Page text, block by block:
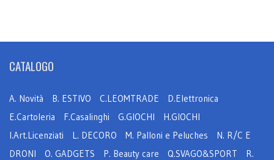
CATALOGO
A. Novità B. ESTIVO C.LEOMTRADE
D.Elettronica
E.Cartoleria
F.Casalinghi G.GIOCHI
H.GIOCHI
I.Art.Licenziati
L. DECORO M. Palloni e Peluches
N. R/C E
DRONI
O. GADGETS P. Beauty care Q.SVAGO&SPORT
R.